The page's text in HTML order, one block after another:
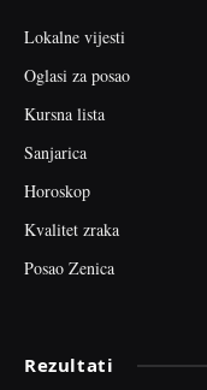
Lokalne vijesti
Oglasi za posao
Kursna lista
Sanjarica
Horoskop
Kvalitet zraka
Posao Zenica
Rezultati